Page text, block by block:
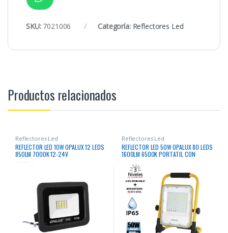
SKU: 7021006 Categoría: Reflectores Led
Productos relacionados
Reflectores Led
REFLECTOR LED 10W OPALUX 12 LEDS
850LM 7000K 12-24V
Reflectores Led
REFLECTOR LED 50W OPALUX 80 LEDS
1600LM 6500K PORTATIL CON